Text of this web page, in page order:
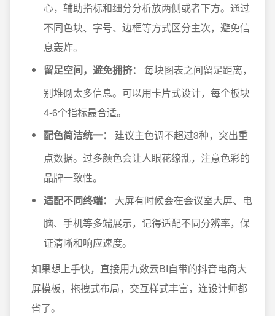
心，辅助指标和细分分析放两侧或者下方。通过
不同色块、字号、边框等方式区分主次，避免信
息轰炸。
留足空间，避免拥挤：
每块图表之间留足距离，
别堆砌太多信息。可以用卡片式设计，每个板块
4-6个指标最合适。
配色简洁统一：
建议主色调不超过3种，突出重
点数据。过多颜色会让人眼花缭乱，注意色彩的
品牌一致性。
适配不同终端：
大屏有时候会在会议室大屏、电
脑、手机等多端展示，记得适配不同分辨率，保
证清晰和响应速度。
如果想上手快，直接用九数云BI自带的抖音电商大
屏模板，拖拽式布局，交互样式丰富，连设计师都
省了。